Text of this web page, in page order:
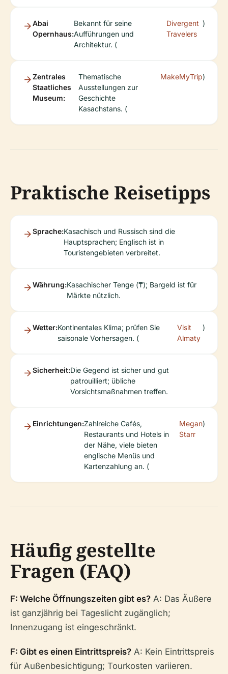
Abai
Opernhaus:
Bekannt für seine
Aufführungen und
Architektur. (
Divergent
Travelers
)
Zentrales
Staatliches
Museum:
Thematische
Ausstellungen zur
Geschichte
Kasachstans. (
MakeMyTrip)
Praktische Reisetipps
Sprache:Kasachisch und Russisch sind die
Hauptsprachen; Englisch ist in
Touristengebieten verbreitet.
Währung:Kasachischer Tenge (₸); Bargeld ist für
Märkte nützlich.
Wetter:Kontinentales Klima; prüfen Sie
saisonale Vorhersagen. (
Visit
Almaty
)
Sicherheit:Die Gegend ist sicher und gut
patrouilliert; übliche
Vorsichtsmaßnahmen treffen.
Einrichtungen:Zahlreiche Cafés,
Restaurants und Hotels in
der Nähe, viele bieten
englische Menüs und
Kartenzahlung an. (
Megan
Starr
)
Häufig gestellte
Fragen (FAQ)
F: Welche Öffnungszeiten gibt es? A: Das Äußere
ist ganzjährig bei Tageslicht zugänglich;
Innenzugang ist eingeschränkt.
F: Gibt es einen Eintrittspreis? A: Kein Eintrittspreis
für Außenbesichtigung; Tourkosten variieren.